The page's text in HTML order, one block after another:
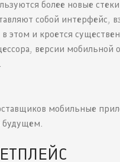
более новые
собой интерфейс,
и кроется
версии
мобильные
будущем.